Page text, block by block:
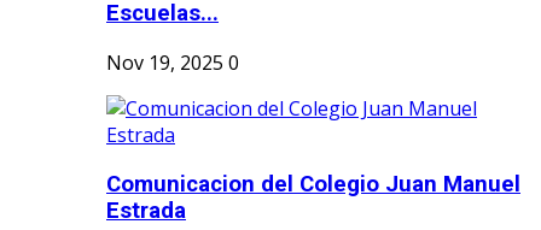
Escuelas...
Nov 19, 2025 0
Comunicacion del Colegio Juan Manuel
Estrada